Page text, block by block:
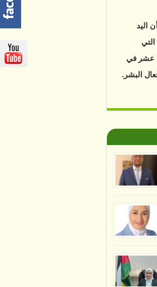
تم
أسرع من
كشفت
ألا
المناطق غير المعتمدة 34 في المئة، وفقاً